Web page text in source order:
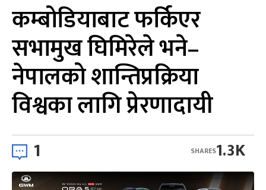
कम्बोडियाबाट फर्किएर
सभामुख घिमिरेले भने–
नेपालको शान्तिप्रक्रिया
विश्वका लागि प्रेरणादायी
1 1.3K
SHARES